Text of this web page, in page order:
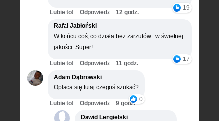
19
Lubie to! Odpowiedz
12 godz.
Rafał Jabłoński
W końcu coś, co działa bez zarzutów i w świetnej
jakości. Super!
17
Lubie to! Odpowiedz
11 godz.
Adam Dąbrowski
Opłaca się tutaj czegoś szukać?
0
Lubie to! Odpowiedz
9 godz.
Dawid Lengielski